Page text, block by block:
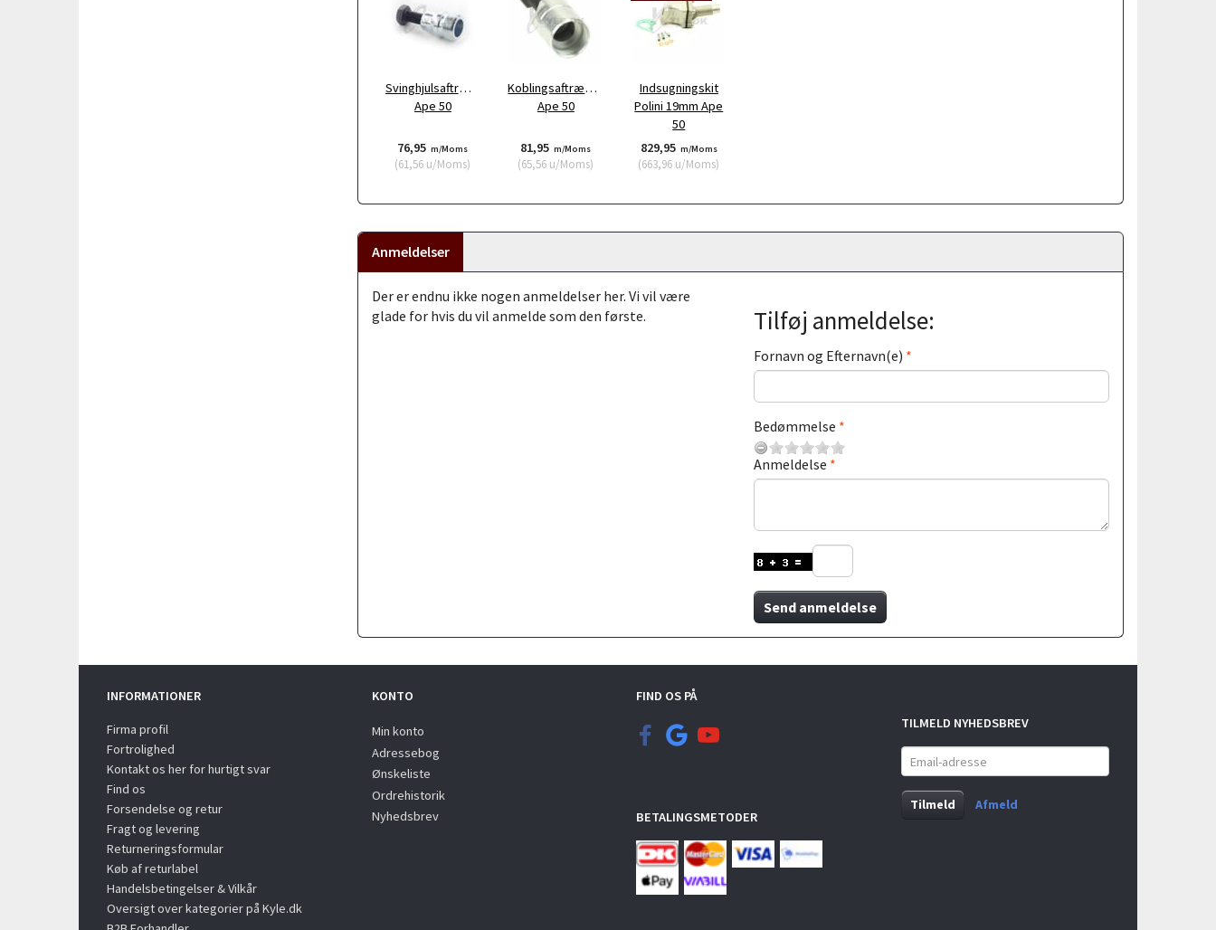
Svinghjulsaftrækker
Ape 50
76,95 m/Moms
(61,56 u/Moms)
Koblingsaftrækker
Ape 50
81,95 m/Moms
(65,56 u/Moms)
Indsugningskit
Polini 19mm Ape
50
829,95 m/Moms
(663,96 u/Moms)
Anmeldelser
Der er endnu ikke nogen anmeldelser her. Vi vil være
glade for hvis du vil anmelde som den første.
Tilføj anmeldelse:
Fornavn og Efternavn(e)
Bedømmelse
Anmeldelse
Send anmeldelse
INFORMATIONER
Firma profil
Fortrolighed
Kontakt os her for hurtigt svar
Find os
Forsendelse og retur
Fragt og levering
Returneringsformular
Køb af returlabel
Handelsbetingelser & Vilkår
Oversigt over kategorier på Kyle.dk
KONTO
Min konto
Adressebog
Ønskeliste
Ordrehistorik
Nyhedsbrev
FIND OS PÅ
BETALINGSMETODER
TILMELD NYHEDSBREV
Email-
adresse
Tilmeld
Afmeld